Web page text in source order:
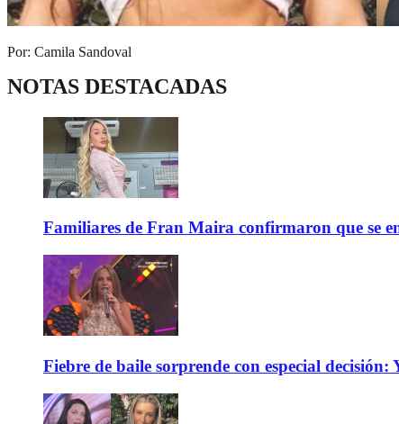
Por: Camila Sandoval
NOTAS DESTACADAS
Familiares de Fran Maira confirmaron que se
Fiebre de baile sorprende con especial